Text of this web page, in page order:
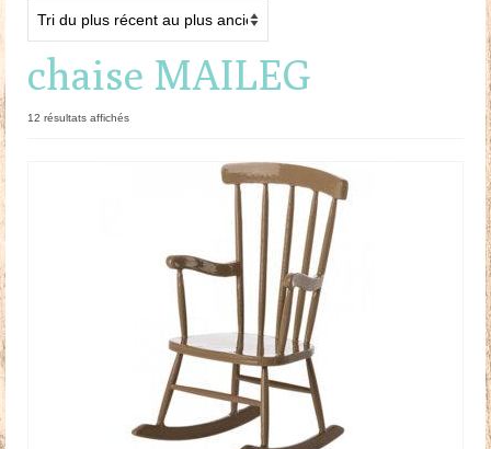
Maileg
Poupées
Doudous
Mobilier & Accessoires
chaise MAILEG
12 résultats affichésTrié